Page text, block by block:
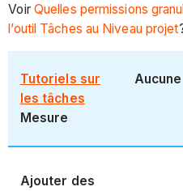
Voir Quelles permissions
l’outil Tâches au Niveau projet
Tutoriels sur
les tâches
Mesure
Aucune
Ajouter des